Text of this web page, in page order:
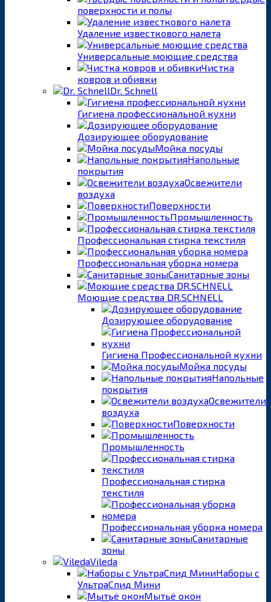
поверхности и полы
Удаление известкового налета
Универсальные моющие средства
Чистка
ковров и обивки
Dr. Schnell
Гигиена профессиональной кухни
Дозирующее оборудование
Мойка посуды
Напольные
покрытия
Освежители
воздуха
Поверхности
Промышленность
Профессиональная стирка текстиля
Профессиональная уборка номера
Санитарные зоны
Моющие средства DR.SCHNELL
Дозирующее оборудование
Гигиена Профессиональной кухни
Мойка посуды
Напольные
покрытия
Освежители
воздуха
Поверхности
Промышленность
Профессиональная стирка
текстиля
Профессиональная уборка номера
Санитарные
зоны
Vileda
Наборы с
УльтраСпид Мини
Мытьё окон